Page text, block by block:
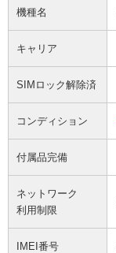
機種名
キャリア
SIMロック解除済
コンディション
付属品完備
ネットワーク
利用制限
IMEI番号